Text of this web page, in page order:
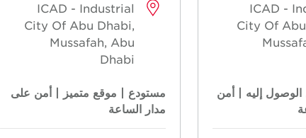
ICAD -
City Of
إليه | أمن
ICAD - Industrial
City Of Abu Dhabi,
Mussafah, Abu
Dhabi
مستودع | موقع متميز | أمن على
مدار الساعة